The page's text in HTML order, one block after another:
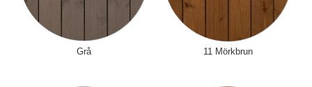
Grå 11 Mörkbrun